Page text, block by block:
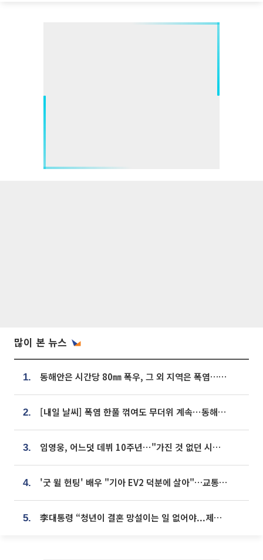
많이 본 뉴스
1. 동해안은 시간당 80㎜ 폭우, 그 외 지역은 폭염…‘극과 극 날씨’
2. [내일 날씨] 폭염 한풀 꺾여도 무더위 계속⋯동해안 이틀 연속 비
3. 임영웅, 어느덧 데뷔 10주년⋯"가진 것 없던 시절, 내 앞엔 20명의 팬뿐"
4. '굿 윌 헌팅' 배우 "기아 EV2 덕분에 살아"…교통사고 후 안전성 극찬
5. 李대통령 “청년이 결혼 망설이는 일 없어야...제도상 불이익 조사”